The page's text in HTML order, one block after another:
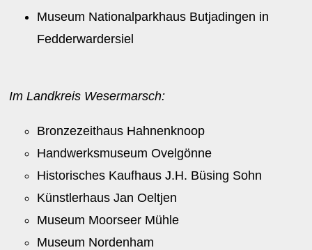
Museum Nationalparkhaus Butjadingen in
Fedderwardersiel
Im Landkreis Wesermarsch:
Bronzezeithaus Hahnenknoop
Handwerksmuseum Ovelgönne
Historisches Kaufhaus J.H. Büsing Sohn
Künstlerhaus Jan Oeltjen
Museum Moorseer Mühle
Museum Nordenham